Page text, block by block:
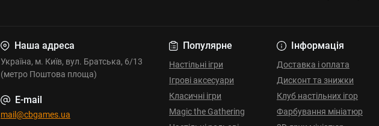
Наша адреса
Україна, м. Київ, вул. Братська, 6/13
(метро Поштова площа)
E-mail
mail@cbgames.ua
Популярне
Настільні ігри
Ігрові аксесуари
Класичні ігри
Magic the Gathering
Інформація
Доставка і оплата
Дисконт та знижки
Клуб настільних ігор
Фарбування мініатюр